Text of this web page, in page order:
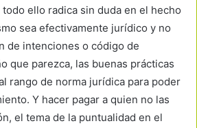
ello radica sin duda en el hecho
sea efectivamente jurídico y no
de intenciones o código de
que parezca, las buenas prácticas
rango de norma jurídica para poder
Y hacer pagar a quien no las
el tema de la puntualidad en el